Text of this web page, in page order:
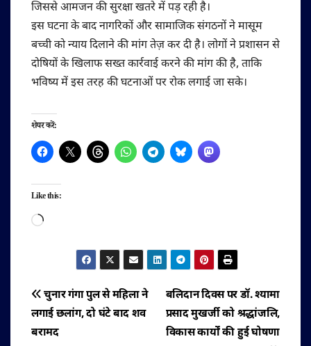
जिससे आमजन की सुरक्षा खतरे में पड़ रही है।
इस घटना के बाद नागरिकों और सामाजिक संगठनों ने मासूम
बच्ची को न्याय दिलाने की मांग तेज़ कर दी है। लोगों ने प्रशासन से
दोषियों के खिलाफ सख्त कार्रवाई करने की मांग की है, ताकि
भविष्य में इस तरह की घटनाओं पर रोक लगाई जा सके।
शेयर करें:
Like this:
Loading…
पोस्ट
नेविगेशन
बलिदान दिवस पर डॉ. श्यामा
प्रसाद मुखर्जी को श्रद्धांजलि,
विकास कार्यों की हुई घोषणा
चुनार गंगा पुल से महिला ने
लगाई छलांग, दो घंटे बाद शव
बरामद